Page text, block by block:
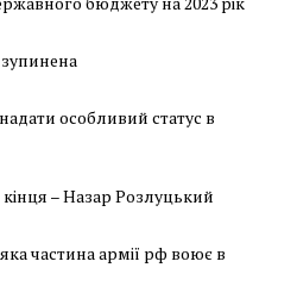
особливий статус в
– Назар Розлуцький
частина армії рф воює в